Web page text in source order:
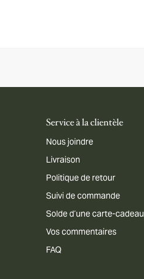
Service à la clientèle
Nous joindre
Livraison
Politique de retour
Suivi de commande
Solde d’une carte-cadeau
Vos commentaires
FAQ